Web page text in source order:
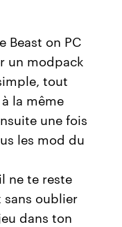
Beast on PC
un modpack
tout
la même
une fois
les mod du
ne te reste
oublier
dans ton